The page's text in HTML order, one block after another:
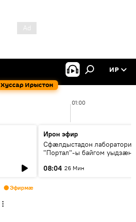
Хуссар Ирыстон
ИР
01:00
Ирон эфир
Сфæлдыстадон лаборатори
"Портал"-ы байгом уыдзæн
Æхсары куыстыты равдыст
08:04 26 Мин
Эфирмæ